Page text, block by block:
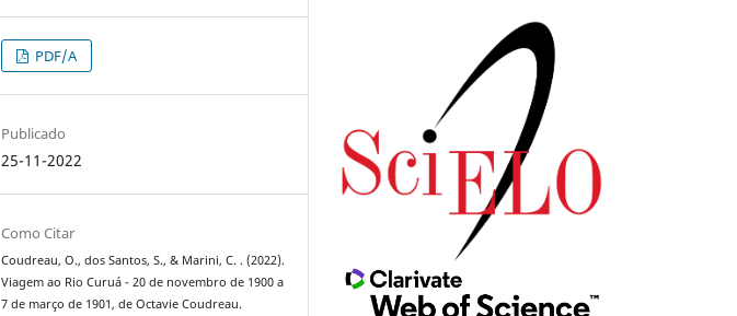
PDF/A
Publicado
25-11-2022
Como Citar
Coudreau, O., dos Santos, S., & Marini, C. . (2022).
Viagem ao Rio Curuá - 20 de novembro de 1900 a
7 de março de 1901, de Octavie Coudreau.